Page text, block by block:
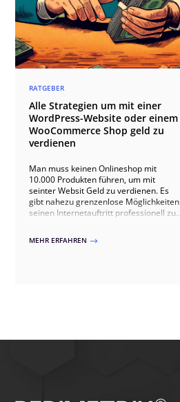
RATGEBER
Alle Strategien um mit einer
WordPress-Website oder einem
WooCommerce Shop geld zu
verdienen
Man muss keinen Onlineshop mit
10.000 Produkten führen, um mit
seinter Websit Geld zu verdienen. Es
gibt nahezu grenzenlose Möglichkeiten
seinen Internetauftritt professionell zu
Webseite Geld verdienen kann.
MEHR ERFAHREN $